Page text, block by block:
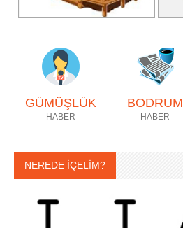
GÜMÜŞLÜK
HABER
BODRUM
HABER
NEREDE İÇELİM?